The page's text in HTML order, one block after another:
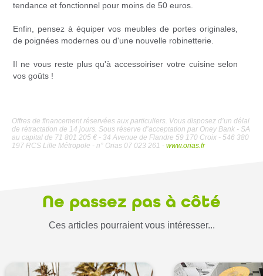
tendance et fonctionnel pour moins de 50 euros.
Enfin, pensez à équiper vos meubles de portes originales,
de poignées modernes ou d'une nouvelle robinetterie.
Il ne vous reste plus qu'à accessoiriser votre cuisine selon
vos goûts !
Offres de financement réservées aux particuliers. Vous disposez d’un délai
de rétractation de 14 jours. Sous réserve d’acceptation par Oney Bank - SA
au capital de 71 801 205 € - 34 Avenue de Flandre 59 170 Croix - 546 380
197 RCS Lille Métropole - n° Orias 07 023 261 - www.orias.fr
Ne passez pas à côté
Ces articles pourraient vous intéresser...